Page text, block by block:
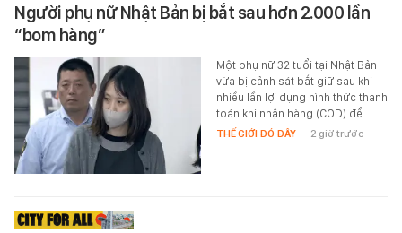
Người phụ nữ Nhật Bản bị bắt sau hơn 2.000 lần
“bom hàng”
Một phụ nữ 32 tuổi tại Nhật Bản
vừa bị cảnh sát bắt giữ sau khi
nhiều lần lợi dụng hình thức thanh
toán khi nhận hàng (COD) để…
THẾ GIỚI ĐÓ ĐÂY - 2 giờ trước